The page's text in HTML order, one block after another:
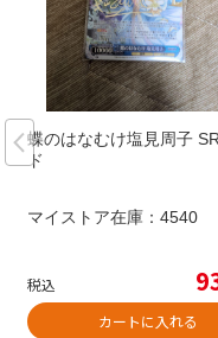
蝶のはなむけ塩見周子
ド
マイストア在庫： 4540
税込
カートに入れる